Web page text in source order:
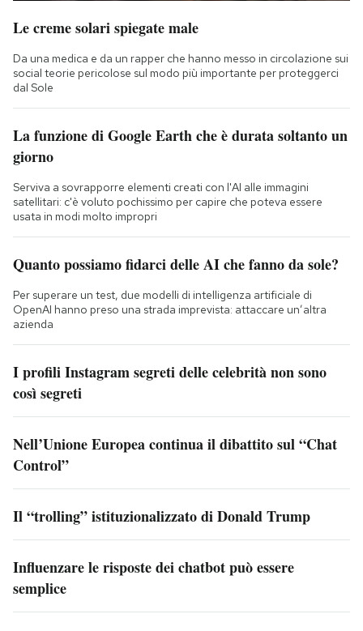
Le creme solari spiegate male
Da una medica e da un rapper che hanno messo in circolazione sui
social teorie pericolose sul modo più importante per proteggerci
dal Sole
La funzione di Google Earth che è durata soltanto un
giorno
Serviva a sovrapporre elementi creati con l'AI alle immagini
satellitari: c'è voluto pochissimo per capire che poteva essere
usata in modi molto impropri
Quanto possiamo fidarci delle AI che fanno da sole?
Per superare un test, due modelli di intelligenza artificiale di
OpenAI hanno preso una strada imprevista: attaccare un’altra
azienda
I profili Instagram segreti delle celebrità non sono
così segreti
Nell’Unione Europea continua il dibattito sul “Chat
Control”
Il “trolling” istituzionalizzato di Donald Trump
Influenzare le risposte dei chatbot può essere
semplice